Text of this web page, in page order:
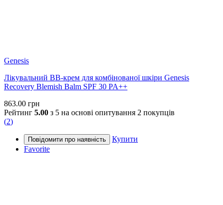
Genesis
Лікувальний ВВ-крем для комбінованої шкіри Genesis
Recovery Blemish Balm SPF 30 PA++
863.00 грн
Рейтинг 5.00 з 5 на основі опитування 2 покупців
(2)
Купити
Favorite